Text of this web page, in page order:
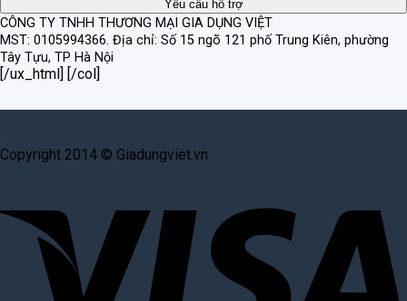
CÔNG TY TNHH THƯƠNG MẠI GIA DỤNG VIỆT
MST: 0105994366. Địa chỉ: Số 15 ngõ 121 phố Trung Kiên, phường
Tây Tựu, TP Hà Nội
[/ux_html] [/col]
Copyright 2014 © Giadungviet.vn